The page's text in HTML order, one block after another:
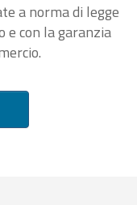
a norma di legge
e con la garanzia